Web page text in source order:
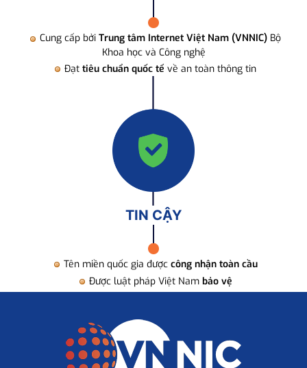
Cung cấp bởi Trung tâm Internet Việt Nam (VNNIC) Bộ
Khoa học và Công nghệ
Đạt tiêu chuẩn quốc tế về an toàn thông tin
TIN CẬY
Tên miền quốc gia được công nhận toàn cầu
Được luật pháp Việt Nam bảo vệ